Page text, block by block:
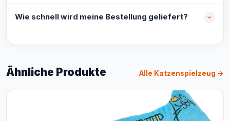
Wie schnell wird meine Bestellung geliefert?
Ähnliche Produkte Alle Katzenspielzeug →